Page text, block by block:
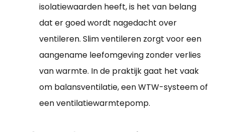
isolatiewaarden heeft, is het van belang
dat er goed wordt nagedacht over
ventileren. Slim ventileren zorgt voor een
aangename leefomgeving zonder verlies
van warmte. In de praktijk gaat het vaak
om balansventilatie, een WTW-systeem of
een ventilatiewarmtepomp.